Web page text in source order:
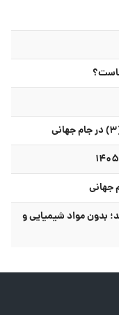
تمیز کنید؛ بدون مواد شیمیایی و